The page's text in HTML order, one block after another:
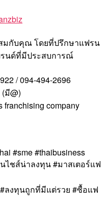
สมกับคุณ โดยที่ปรึกษาแฟรน
นด์ที่มีประสบการณ์
/ 094-494-2696
(มี@)
franchising company
#sme #thaibusiness
ไชส์น่าลงทุน #มาสเตอร์แฟ
ลงทุนถูกที่มีแต่รวย #ซื้อแฟ